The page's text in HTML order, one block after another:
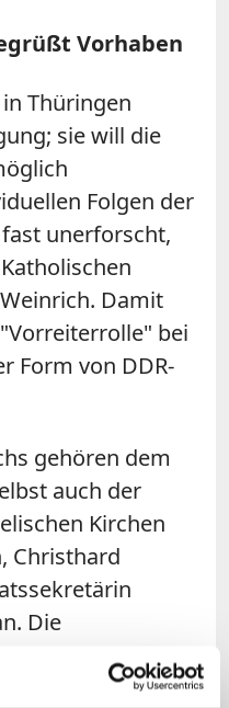
Vorhaben
Thüringen
sie will die
Folgen der
unerforscht,
Damit
bei
Form von DDR-
gehören dem
auch der
Kirchen
Christhard
Die
prüfen, welche
könne.